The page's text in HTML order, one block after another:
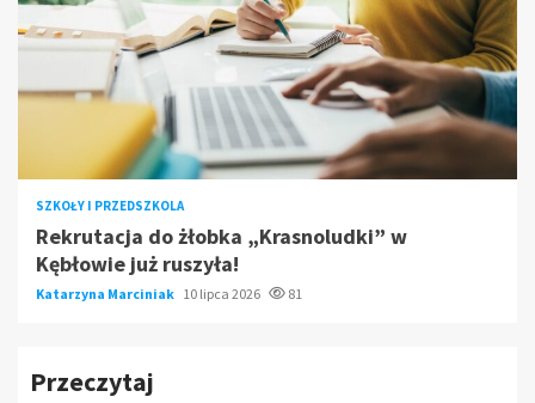
SZKOŁY I PRZEDSZKOLA
Rekrutacja do żłobka „Krasnoludki” w
Kębłowie już ruszyła!
Katarzyna Marciniak 10 lipca 2026 81
Przeczytaj